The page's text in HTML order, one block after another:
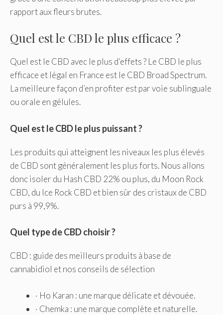
rapport aux fleurs brutes.
Quel est le CBD le plus efficace ?
Quel est le CBD avec le plus d’effets ? Le CBD le plus
efficace et légal en France est le CBD Broad Spectrum.
La meilleure façon d’en profiter est par voie sublinguale
ou orale en gélules.
Quel est le CBD le plus puissant ?
Les produits qui atteignent les niveaux les plus élevés
de CBD sont généralement les plus forts. Nous allons
donc isoler du Hash CBD 22% ou plus, du Moon Rock
CBD, du Ice Rock CBD et bien sûr des cristaux de CBD
purs à 99,9%.
Quel type de CBD choisir ?
CBD : guide des meilleurs produits à base de
cannabidiol et nos conseils de sélection
· Ho Karan : une marque délicate et dévouée.
· Chemka : une marque complète et naturelle.